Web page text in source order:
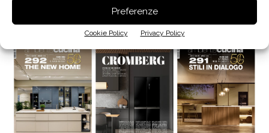
Preferenze
Cookie Policy Privacy Policy